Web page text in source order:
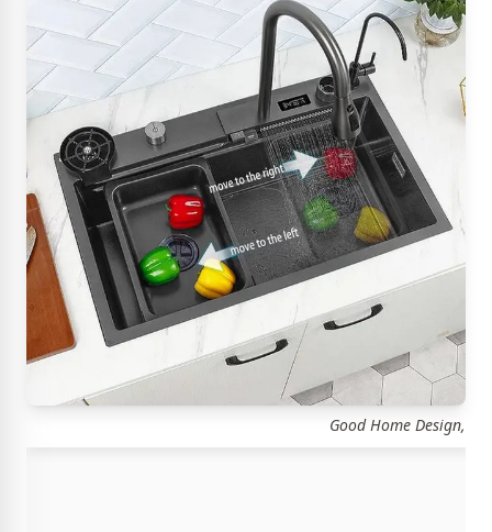
Good Home Design,